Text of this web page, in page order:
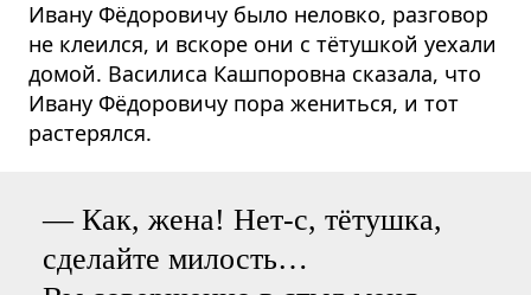
Ивану Фёдоровичу было неловко, разговор
не клеился, и вскоре они с тётушкой уехали
домой. Василиса Кашпоровна сказала, что
Ивану Фёдоровичу пора жениться, и тот
растерялся.
— Как, жена! Нет-с, тётушка,
сделайте милость…